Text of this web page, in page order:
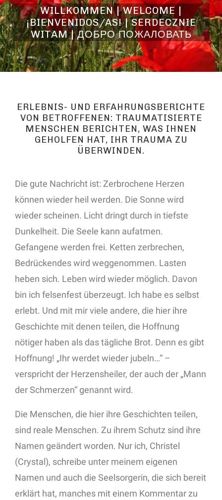
WILLKOMMEN | WELCOME |
¡BIENVENIDOS/AS! | SERDECZNIE
WITAM | ДОБРО ПОЖАЛОВАТЬ
ERLEBNIS- UND ERFAHRUNGSBERICHTE
VON BETROFFENEN: TRAUMATISIERTE
MENSCHEN BERICHTEN, WAS IHNEN
GEHOLFEN HAT, IHR TRAUMA ZU
ÜBERWINDEN.
Die gute Nachricht ist: Zerbrochene Herzen
können wieder heil werden. Die Sonne wird
wieder scheinen. Licht dringt durch in tiefste
Dunkelheit. Die Seele kann aufatmen.
Gefangene werden frei. Ketten zerbrechen,
Bedrückendes wird weggenommen. Lasten
heben sich. Leben wird wieder möglich. Davon
bin ich felsenfest überzeugt. Ich habe es selbst
erlebt. Und mit mir viele andere, die hier ihre
Geschichte mit denen teilen, die Hoffnung
nötiger haben als das tägliche Brot. Denn es gibt
Hoffnung! „Ihr werdet wieder jubeln…“ –
verspricht der Herzensheiler, der auch der „Mann
der Schmerzen“ genannt wird.
Die Menschen, die hier ihre Geschichten teilen,
sind reale Menschen. Zu ihrem Schutz sind ihre
Namen geändert worden. Nur ich, Christel
(Crystal), schreibe unter meinem eigenen
Namen und auch die Seelsorgerin, die sich bereit
erklärt hat, manches mit einem Kommentar zu